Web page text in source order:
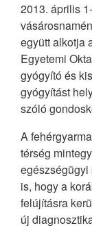
2013. április
együtt alkotja
Egyetemi
gyógyító és
gyógyítást
szóló
A
térség
is, hogy a
felújításra
új